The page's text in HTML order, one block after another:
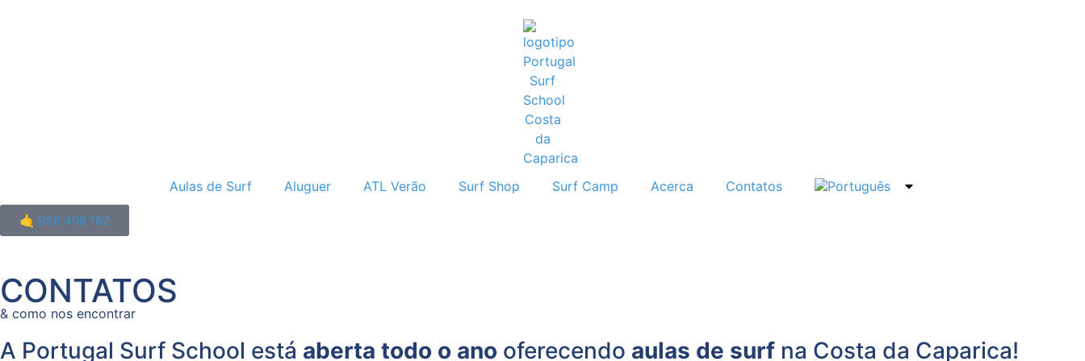
Aulas de Surf Aluguer ATL Verão Surf Shop Surf Camp Acerca Contatos
🤙 936 408 182
CONTATOS
& como nos encontrar
A Portugal Surf School está aberta todo o ano oferecendo aulas de surf na Costa da Caparica!